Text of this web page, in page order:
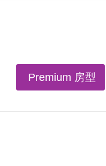
Premium 房型